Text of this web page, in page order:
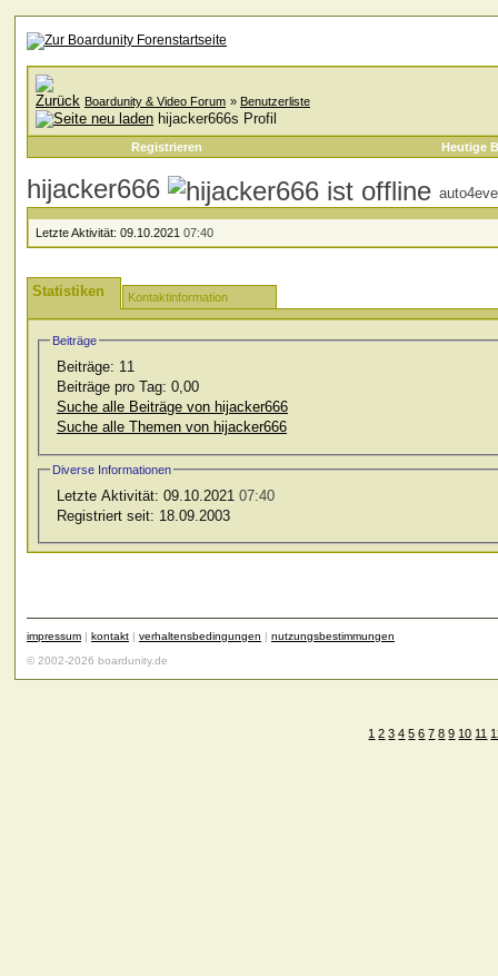
Boardunity & Video Forum » Benutzerliste
hijacker666s Profil
Registrieren Heutige
hijacker666
Letzte Aktivität: 09.10.2021 07:40
Statistiken Kontaktinformation
Beiträge
Beiträge: 11
Beiträge pro Tag: 0,00
Suche alle Beiträge von hijacker666
Suche alle Themen von hijacker666
Diverse Informationen
Letzte Aktivität: 09.10.2021 07:40
Registriert seit: 18.09.2003
impressum kontakt verhaltensbedingungen
nutzungsbestimmungen
© 2002-2026 boardunity.de
1 2 3 4 5 6 7 8 9 10 11